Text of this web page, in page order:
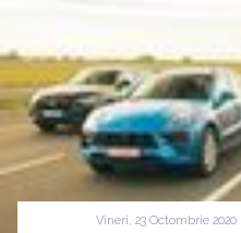
Vineri, 23 Octombrie 2020 |